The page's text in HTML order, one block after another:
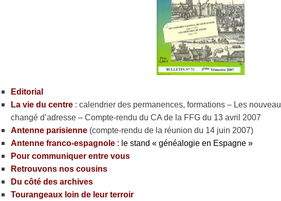
Editorial
La vie du centre : calendrier des permanences, formations – Les
changé d’adresse – Compte-rendu du CA de la FFG du 13 avril 2007
Antenne parisienne (compte-rendu de la réunion du 14 juin 2007)
Antenne franco-espagnole : le stand « généalogie en Espagne »
Pour communiquer entre vous
Retrouvons nos cousins
Du côté des archives
Tourangeaux loin de leur terroir